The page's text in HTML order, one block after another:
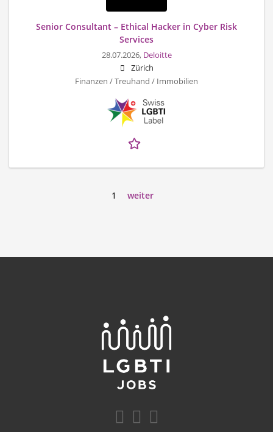
Senior Consultant – Ethical Hacker in Cyber Risk
Services
28.07.2026, Deloitte
Zürich
Finanzen / Treuhand / Immobilien
1 weiter